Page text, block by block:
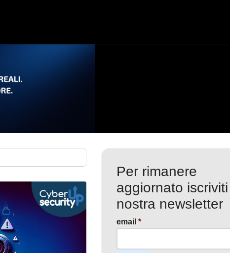
Per rimanere
aggiornato
nostra newsletter
email *